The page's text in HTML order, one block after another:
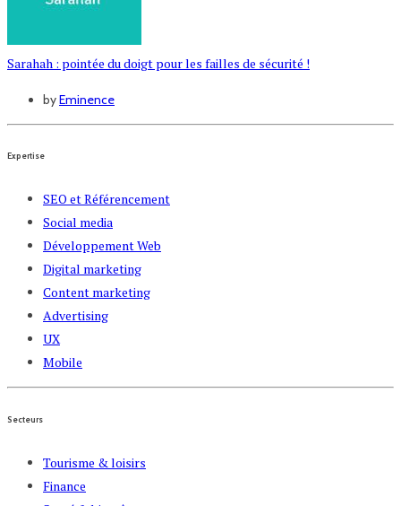
Sarahah : pointée du doigt pour les failles de sécurité !
byEminence
Expertise
SEO et Référencement
Social media
Développement Web
Digital marketing
Content marketing
Advertising
UX
Mobile
Secteurs
Tourisme & loisirs
Finance